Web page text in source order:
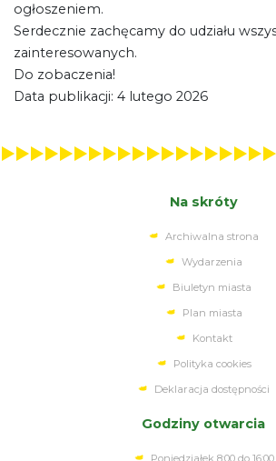
ogłoszeniem.
Serdecznie zachęcamy do udziału
zainteresowanych.
Do zobaczenia!
Data publikacji: 4 lutego 2026
Na skróty
Archiwalna strona
Wydarzenia
Biuletyn miasta
Plan miasta
Kontakt
Polityka cookies
Deklaracja dostępności
Godziny otwarcia